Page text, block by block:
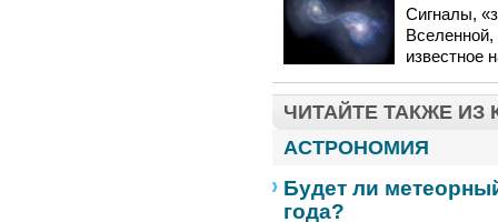
Сигналы,
известное
ЧИТАЙТЕ ТАКЖЕ ИЗ
АСТРОНОМИЯ
Будет ли
года?